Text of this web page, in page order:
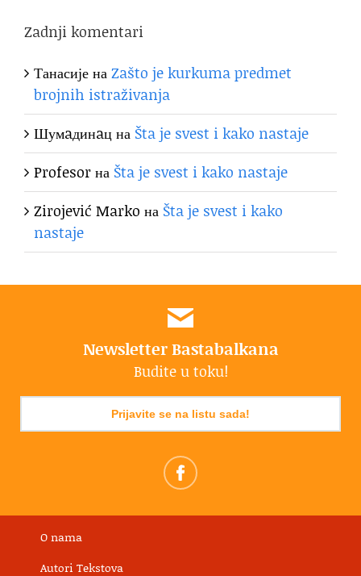
Zadnji komentari
ТанасијенаZašto je kurkuma predmet
brojnih istraživanja
Шумaдинaцна Šta je svest i kako nastaje
Profesorна Šta je svest i kako nastaje
Zirojević Marko на Šta je svest i kako
nastaje
Newsletter Bastabalkana
Budite u toku!
Prijavite se na listu sada!
O nama
Autori Tekstova